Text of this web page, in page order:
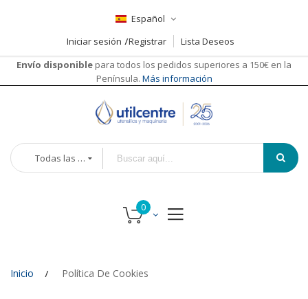
Español
Iniciar sesión
Registrar
Lista Deseos
Envío disponible para todos los pedidos superiores a 150€ en la
Península. Más información
Todas las categorías
Inicio Política De Cookies